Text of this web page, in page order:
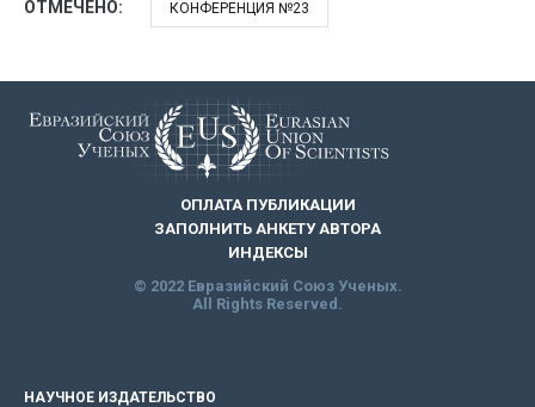
ОТМЕЧЕНО: КОНФЕРЕНЦИЯ №23
ОПЛАТА ПУБЛИКАЦИИ
ЗАПОЛНИТЬ АНКЕТУ АВТОРА
ИНДЕКСЫ
© 2022 Евразийский Союз Ученых.
All Rights Reserved.
НАУЧНОЕ ИЗДАТЕЛЬСТВО